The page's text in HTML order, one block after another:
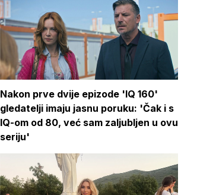
Nakon prve dvije epizode 'IQ 160'
gledatelji imaju jasnu poruku: 'Čak i s
IQ-om od 80, već sam zaljubljen u ovu
seriju'